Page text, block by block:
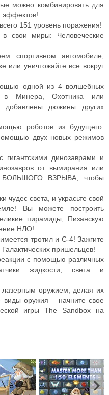
можно комбинировать для
эффектов!
151 уровень поражения!
свои миры: Человеческие
спортивном автомобиле,
или уничтожайте все вокруг
одной из 4 волшебных
в Минера, Охотника или
дюжины других
роботов из будущего.
омощью двух новых режимов
динозаврами и
от вымирания или
БОЛЬШОГО ВЗРЫВА, чтобы
чудес света, и украсьте свой
Вы можете построить
пирамиды, Пизанскую
НЛО!
тротил и C-4! Зажгите
пришельцев!
с помощью различных
жидкости, света и
оружием, делая их
виды оружия – начните свое
игры The Sandbox на